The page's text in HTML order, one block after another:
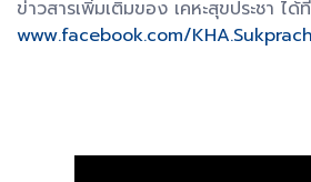
ข่าวสารเพิ่มเติมของ เคหะสุขประชา ได้ที่
www.facebook.com/